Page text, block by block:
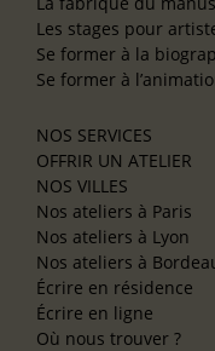
Les stages pour
Se former à la
Se former à
NOS SERVICES
OFFRIR UN ATELIER
NOS VILLES
Nos ateliers à Paris
Nos ateliers à Lyon
Nos ateliers à
Écrire en résidence
Écrire en ligne
Où nous trouver ?